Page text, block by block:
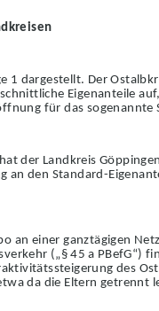
1 dargestellt. Der
Eigenanteile
für das
der Landkreis
an den Standard-
an einer ganztägigen
(„§ 45 a PBefG“)
des
da die Eltern getrennt